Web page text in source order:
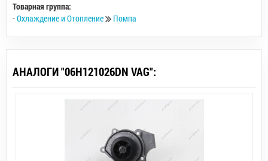
Товарная группа:
-Охлаждение и Отопление Помпа
АНАЛОГИ "06H121026DN VAG":